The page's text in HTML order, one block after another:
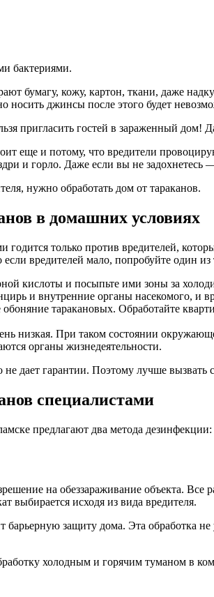
бактериями.
бумагу, кожу, картон, ткани, даже
носить джинсы после этого будет
пригласить гостей в зараженный дом!
еще и потому, что вредители
и горло. Даже если вы не
нужно обработать дом от тараканов.
в домашних условиях
годится только против вредителей,
вредителей мало, попробуйте один из
кислоты и посыпьте ими зоны за
и внутренние органы насекомого, и
таракановых. Обработайте
низкая. При таком состоянии
органы жизнедеятельности.
не дает гарантии. Поэтому лучше
специалистами
предлагают два метода дезинфекции:
на обеззараживание объекта.
выбирается исходя из вида вредителя.
барьерную защиту дома. Эта обработка
холодным и горячим туманом в